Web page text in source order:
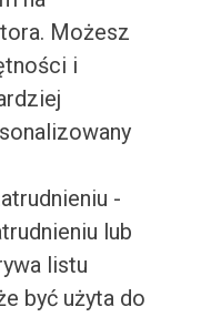
Możesz
i
-
lub
listu
być użyta do